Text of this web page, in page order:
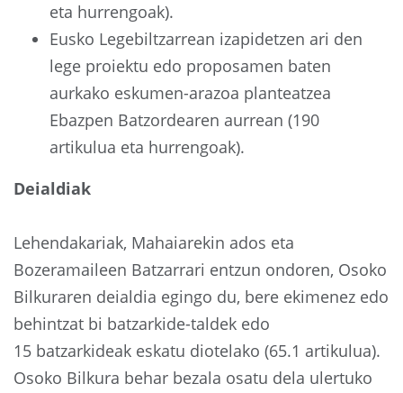
eta hurrengoak).
Eusko Legebiltzarrean izapidetzen ari den
lege proiektu edo proposamen baten
aurkako eskumen-arazoa planteatzea
Ebazpen Batzordearen aurrean (190
artikulua eta hurrengoak).
Deialdiak
Lehendakariak, Mahaiarekin ados eta
Bozeramaileen Batzarrari entzun ondoren, Osoko
Bilkuraren deialdia egingo du, bere ekimenez edo
behintzat bi batzarkide-taldek edo
15 batzarkideak eskatu diotelako (65.1 artikulua).
Osoko Bilkura behar bezala osatu dela ulertuko